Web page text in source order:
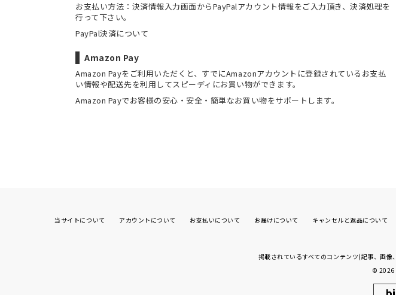
お支払い方法：決済情報入力画面からPayPalアカウント情報をご入力頂き、決済処理を
行って下さい。
PayPal決済について
Amazon Pay
Amazon Payをご利用いただくと、すでにAmazonアカウントに登録されているお支払
い情報や配送先を利用してスピーディにお買い物ができます。
Amazon Payでお客様の安心・安全・簡単なお買い物をサポートします。
当サイトについて アカウントについて お支払いについて お届けについて キャンセルと返品について
掲載されているすべてのコンテンツ(記事、画像、
© 2026